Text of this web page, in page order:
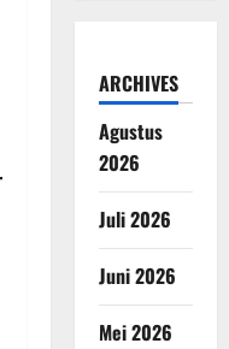
ARCHIVES
Agustus
2026
Juli 2026
Juni 2026
Mei 2026